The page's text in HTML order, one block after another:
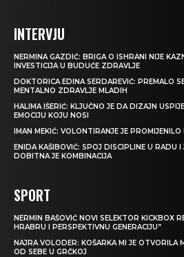
INTERVJU
NERMINA GAZDIĆ: BRIGA O ISHRANI NIJE
INVESTICIJA U BUDUĆE ZDRAVLJE
DOKTORICA EDINA SERDAREVIĆ: PREMALO
MENTALNO ZDRAVLJE MLADIH
HALIMA IŠERIĆ: KLJUČNO JE DA DIZAJN
EMOCIJU KOJU NOSI
IMAN MEKIĆ: VOLONTIRANJE JE
ENIDA KAŠIBOVIĆ: SPOJ DISCIPLINE U RADU I
DOBITNA JE KOMBINACIJA
SPORT
NERMIN BAŠOVIĆ NOVI SELEKTOR KICKBOX
HRABRU I PERSPEKTIVNU GENERACIJU”
NAJRA VOLODER: KOŠARKA MI JE OTVORILA
OD SEBE U GRČKOJ